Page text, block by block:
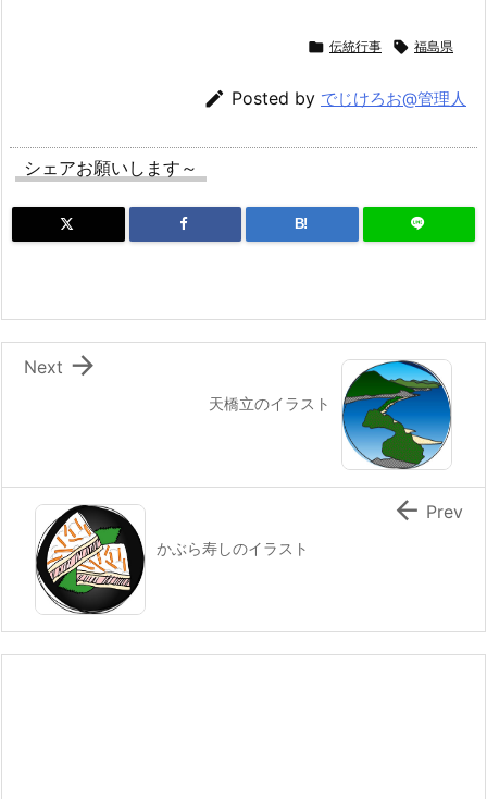
 伝統行事  福島県
 Posted by でじけろお@管理人
シェアお願いします～
B!
天橋立のイラスト

Next
かぶら寿しのイラスト
 Prev